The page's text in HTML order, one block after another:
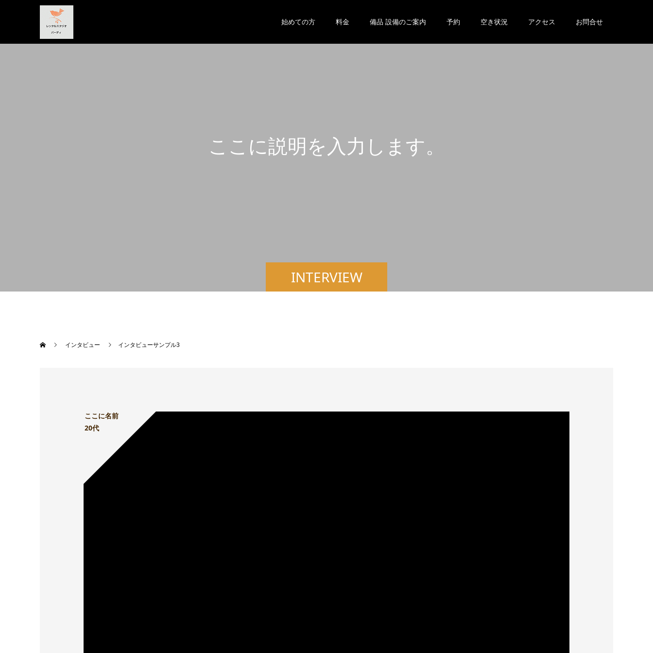
始めての方 料金 備品 設備のご案内 予約 空き状況 アクセス お問合せ
INTERVIEW
こ こ に説明を入力 し ます。
インタビュー インタビューサンプル3
ここに名前
20代